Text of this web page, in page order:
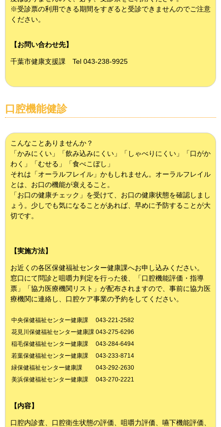
※受診票の利用できる期間をすぎると受診できませんのでご注意
ください。
【お問い合わせ先】
千葉市健康支援課 Tel 043-238-9925
口腔機能健診
こんなことありませんか？
「かみにくい」「飲み込みにくい」「しゃべりにくい」「口がか
わく」「むせる」「食べこぼし」
それは「オーラルフレイル」かもしれません。オーラルフレイル
とは、お口の機能が衰えること。
「お口の健康チェック」を受けて、お口の健康状態を確認しまし
ょう。少しでも気になることがあれば、早めに予防することが大
切です。
【実施方法】
お近くの各区保健福祉センター健康課へお申し込みください。
窓口にて問診と咀嚼力判定を行った後、「口腔機能評価・指導
票」「協力医療機関リスト」が配布されますので、事前に協力医
療機関に連絡し、口腔ケア事業の予約をしてください。
中央保健福祉センター健康課
043-221-2582
花見川保健福祉センター健康課 043-275-6296
稲毛保健福祉センター健康課
043-284-6494
若葉保健福祉センター健康課
043-233-8714
緑保健福祉センター健康課
043-292-2630
美浜保健福祉センター健康課
043-270-2221
【内容】
口腔内診査、口腔衛生状態の評価、咀嚼力評価、嚥下機能評価、